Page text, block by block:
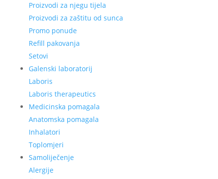
Proizvodi za njegu tijela
Proizvodi za zaštitu od sunca
Promo ponude
Refill pakovanja
Setovi
Galenski laboratorij
Laboris
Laboris therapeutics
Medicinska pomagala
Anatomska pomagala
Inhalatori
Toplomjeri
Samoliječenje
Alergije